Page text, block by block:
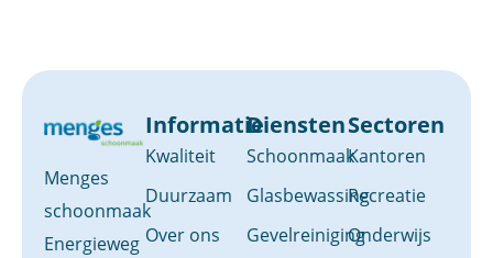
Menges
schoonmaak
Energieweg
Informatie
Kwaliteit
Duurzaam
Over ons
Diensten
Schoonmaak
Glasbewassing
Gevelreiniging
Sectoren
Kantoren
Recreatie
Onderwijs